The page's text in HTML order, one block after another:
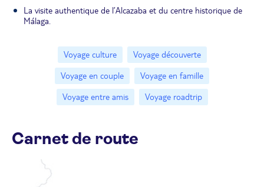
La visite authentique de l’Alcazaba et du centre historique de
Málaga.
Voyage culture
Voyage découverte
Voyage en couple
Voyage en famille
Voyage entre amis
Voyage roadtrip
Carnet de route